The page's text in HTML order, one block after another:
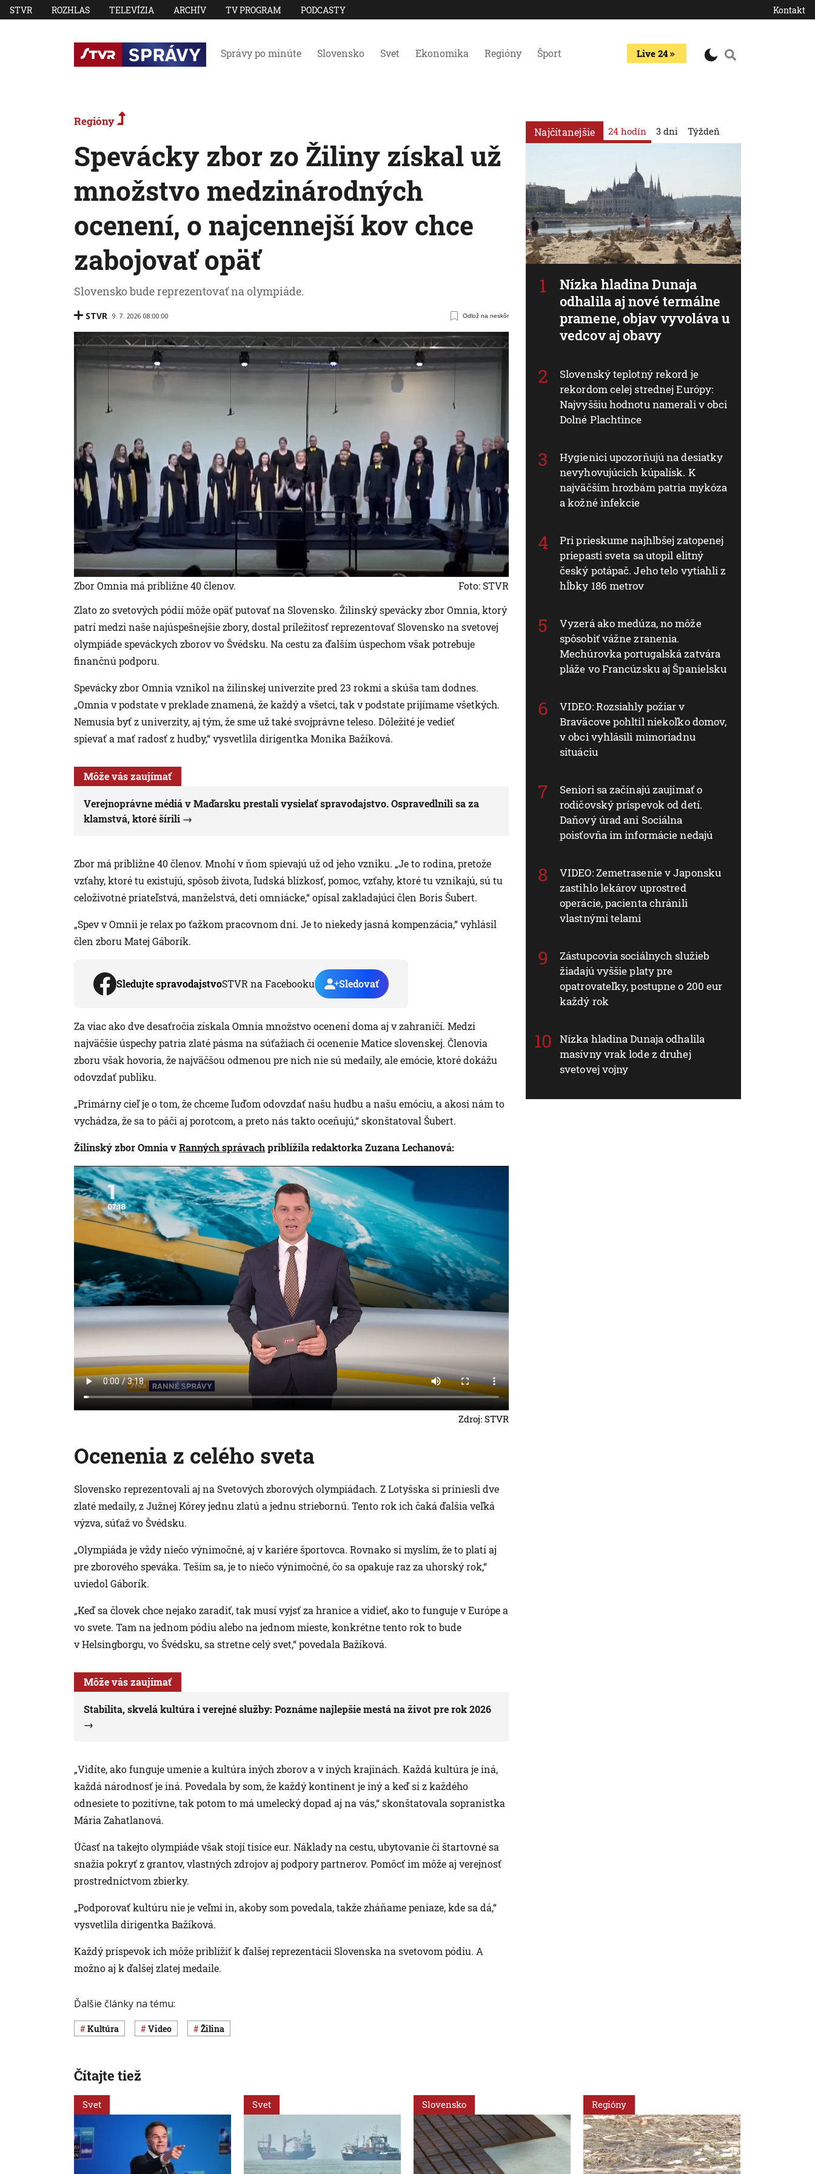
STVR ROZHLAS TELEVÍZIA ARCHÍV TV PROGRAM PODCASTY Kontakt
Správy po minúte Slovensko Svet Ekonomika Regióny Šport Live 24
Regióny
Spevácky zbor zo Žiliny získal už
množstvo medzinárodných
ocenení, o najcennejší kov chce
zabojovať opäť
Slovensko bude reprezentovať na olympiáde.
STVR 9. 7. 2026 08:00:00 Odlož na neskôr
Zbor Omnia má približne 40 členov.
Foto: STVR
Zlato zo svetových pódií môže opäť putovať na Slovensko. Žilinský spevácky zbor Omnia, ktorý
patrí medzi naše najúspešnejšie zbory, dostal príležitosť reprezentovať Slovensko na svetovej
olympiáde speváckych zborov vo Švédsku. Na cestu za ďalším úspechom však potrebuje
finančnú podporu.
Spevácky zbor Omnia vznikol na žilinskej univerzite pred 23 rokmi a skúša tam dodnes.
„Omnia v podstate v preklade znamená, že každý a všetci, tak v podstate prijímame všetkých.
Nemusia byť z univerzity, aj tým, že sme už také svojprávne teleso. Dôležité je vedieť
spievať a mať radosť z hudby,“ vysvetlila dirigentka Monika Bažíková.
Môže vás zaujímať
Verejnoprávne médiá v Maďarsku prestali vysielať spravodajstvo. Ospravedlnili sa za
klamstvá, ktoré šírili
Zbor má približne 40 členov. Mnohí v ňom spievajú už od jeho vzniku. „Je to rodina, pretože
vzťahy, ktoré tu existujú, spôsob života, ľudská blízkosť, pomoc, vzťahy, ktoré tu vznikajú, sú tu
celoživotné priateľstvá, manželstvá, deti omniácke,“ opísal zakladajúci člen Boris Šubert.
„Spev v Omnii je relax po ťažkom pracovnom dni. Je to niekedy jasná kompenzácia,“ vyhlásil
člen zboru Matej Gáborík.
Sledujte spravodajstvoSTVR na Facebooku Sledovať
Za viac ako dve desaťročia získala Omnia množstvo ocenení doma aj v zahraničí. Medzi
najväčšie úspechy patria zlaté pásma na súťažiach či ocenenie Matice slovenskej. Členovia
zboru však hovoria, že najväčšou odmenou pre nich nie sú medaily, ale emócie, ktoré dokážu
odovzdať publiku.
„Primárny cieľ je o tom, že chceme ľuďom odovzdať našu hudbu a našu emóciu, a akosi nám to
vychádza, že sa to páči aj porotcom, a preto nás takto oceňujú,“ skonštatoval Šubert.
Žilinský zbor Omnia vRanných správachpriblížila redaktorka Zuzana Lechanová:
Zdroj: STVR
Ocenenia z celého sveta
Slovensko reprezentovali aj na Svetových zborových olympiádach. Z Lotyšska si priniesli dve
zlaté medaily, z Južnej Kórey jednu zlatú a jednu striebornú. Tento rok ich čaká ďalšia veľká
výzva, súťaž vo Švédsku.
„Olympiáda je vždy niečo výnimočné, aj v kariére športovca. Rovnako si myslím, že to platí aj
pre zborového speváka. Teším sa, je to niečo výnimočné, čo sa opakuje raz za uhorský rok,“
uviedol Gáborík.
„Keď sa človek chce nejako zaradiť, tak musí vyjsť za hranice a vidieť, ako to funguje v Európe a
vo svete. Tam na jednom pódiu alebo na jednom mieste, konkrétne tento rok to bude
v Helsingborgu, vo Švédsku, sa stretne celý svet,“ povedala Bažíková.
Môže vás zaujímať
Stabilita, skvelá kultúra i verejné služby: Poznáme najlepšie mestá na život pre rok 2026
„Vidíte, ako funguje umenie a kultúra iných zborov a v iných krajinách. Každá kultúra je iná,
každá národnosť je iná. Povedala by som, že každý kontinent je iný a keď si z každého
odnesiete to pozitívne, tak potom to má umelecký dopad aj na vás,“ skonštatovala sopranistka
Mária Zahatlanová.
Účasť na takejto olympiáde však stojí tisíce eur. Náklady na cestu, ubytovanie či štartovné sa
snažia pokryť z grantov, vlastných zdrojov aj podpory partnerov. Pomôcť im môže aj verejnosť
prostredníctvom zbierky.
„Podporovať kultúru nie je veľmi in, akoby som povedala, takže zháňame peniaze, kde sa dá,“
vysvetlila dirigentka Bažíková.
Každý príspevok ich môže priblížiť k ďalšej reprezentácii Slovenska na svetovom pódiu. A
možno aj k ďalšej zlatej medaile.
Ďalšie články na tému:
Kultúra Video žilina
Najčítanejšie 24 hodín
Nízka hladina Dunaja
odhalila aj nové termálne
pramene, objav vyvoláva u
vedcov aj obavy
Slovenský teplotný rekord je
rekordom celej strednej Európy:
Najvyššiu hodnotu namerali v obci
Dolné Plachtince
Hygienici upozorňujú na desiatky
nevyhovujúcich kúpalísk. K
najväčším hrozbám patria mykóza
a kožné infekcie
Pri prieskume najhlbšej zatopenej
priepasti sveta sa utopil elitný
český potápač. Jeho telo vytiahli z
hĺbky 186 metrov
Vyzerá ako medúza, no môže
spôsobiť vážne zranenia.
Mechúrovka portugalská zatvára
pláže vo Francúzsku aj Španielsku
VIDEO: Rozsiahly požiar v
Braväcove pohltil niekoľko domov,
v obci vyhlásili mimoriadnu
situáciu
Seniori sa začínajú zaujímať o
rodičovský príspevok od detí.
Daňový úrad ani Sociálna
poisťovňa im informácie nedajú
VIDEO: Zemetrasenie v Japonsku
zastihlo lekárov uprostred
operácie, pacienta chránili
vlastnými telami
Zástupcovia sociálnych služieb
žiadajú vyššie platy pre
opatrovateľky, postupne o 200 eur
každý rok
Nízka hladina Dunaja odhalila
masívny vrak lode z druhej
svetovej vojny
3 dni Týždeň
Čítajte tiež
Svet Svet Slovensko Regióny